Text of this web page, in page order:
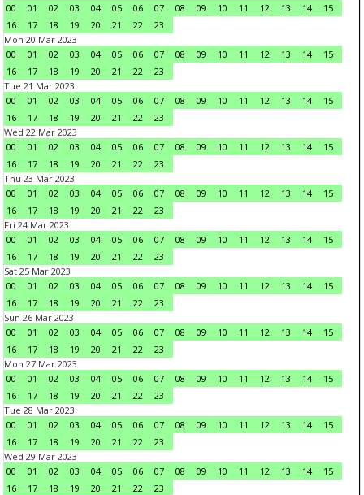
00
01 02 03 04 05 06 07 08 09 10 11 12 13 14
15
16
17 18 19 20 21 22
23
Mon 20 Mar 2023
00
01 02 03 04 05 06 07 08 09 10 11 12 13 14
15
16
17 18 19 20 21 22
23
Tue 21 Mar 2023
00
01 02 03 04 05 06 07 08 09 10 11 12 13 14
15
16
17 18 19 20 21 22
23
Wed 22 Mar 2023
00
01 02 03 04 05 06 07 08 09 10 11 12 13 14
15
16
17 18 19 20 21 22
23
Thu 23 Mar 2023
00
01 02 03 04 05 06 07 08 09 10 11 12 13 14
15
16
17 18 19 20 21 22
23
Fri 24 Mar 2023
00
01 02 03 04 05 06 07 08 09 10 11 12 13 14
15
16
17 18 19 20 21 22
23
Sat 25 Mar 2023
00
01 02 03 04 05 06 07 08 09 10 11 12 13 14
15
16
17 18 19 20 21 22
23
Sun 26 Mar 2023
00
01 02 03 04 05 06 07 08 09 10 11 12 13 14
15
16
17 18 19 20 21 22
23
Mon 27 Mar 2023
00
01 02 03 04 05 06 07 08 09 10 11 12 13 14
15
16
17 18 19 20 21 22
23
Tue 28 Mar 2023
00
01 02 03 04 05 06 07 08 09 10 11 12 13 14
15
16
17 18 19 20 21 22
23
Wed 29 Mar 2023
00
01 02 03 04 05 06 07 08 09 10 11 12 13 14
15
16
17 18 19 20 21 22
23